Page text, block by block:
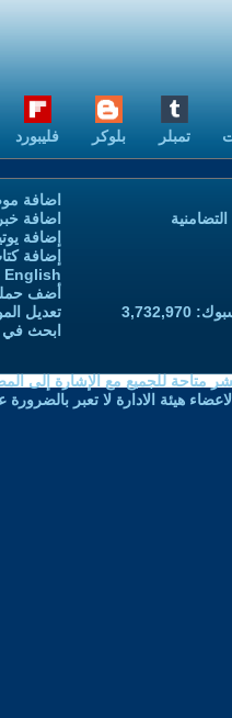
تمبلر بلوكر فليبورد
اضافة
اضافة خبر
إضافة
إضافة
English
أضف
تعديل
ابحث في
متاحة للجميع مع الإشارة إلى
هيئة الادارة لا تعبر